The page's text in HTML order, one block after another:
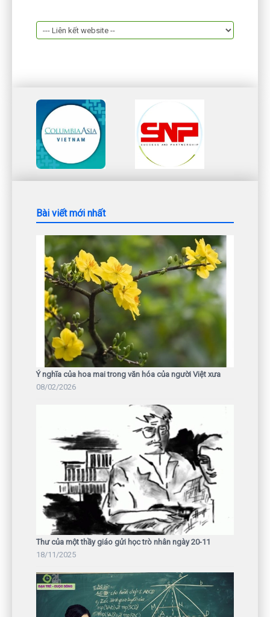
Bài viết mới nhất
Ý nghĩa của hoa mai trong văn hóa của người Việt xưa
08/02/2026
Thư của một thầy giáo gửi học trò nhân ngày 20-11
18/11/2025